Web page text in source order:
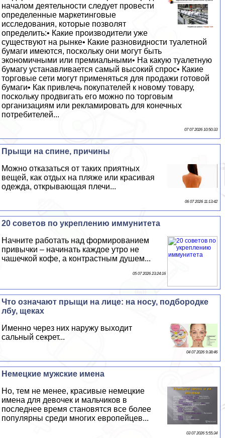
началом деятельности следует провести
определенные маркетинговые
исследования, которые позволят
определить:• Какие производители уже
существуют на рынке• Какие разновидности туалетной
бумаги имеются, поскольку они могут быть
экономичными или премиальными• На какую туалетную
бумагу устанавливается самый высокий спрос• Какие
торговые сети могут применяться для продажи готовой
бумаги• Как привлечь покупателей к новому товару,
поскольку продвигать его можно по торговым
организациям или рекламировать для конечных
потребителей...
07 07 2026 10:50:33
Прыщи на спине, причины
Можно отказаться от таких приятных
вещей, как отдых на пляже или красивая
одежда, открывающая плечи...
06 07 2026 11:13:42
20 советов по укреплению иммунитета
Начните работать над формированием
привычки – начинать каждое утро не
чашечкой кофе, а контрастным душем...
05 07 2026 23:24:16
Что означают прыщи на лице: на носу, подбородке
лбу, щеках
Именно через них наружу выходит
сальный секрет...
04 07 2026 9:38:46
Немецкие мужские имена
Но, тем не менее, красивые немецкие
имена для девочек и мальчиков в
последнее время становятся все более
популярны среди многих европейцев...
03 07 2026 5:55:34